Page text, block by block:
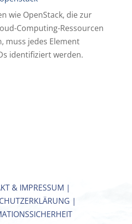
wie OpenStack, die zur
Computing-Ressourcen
muss jedes Element
identifiziert werden.
& IMPRESSUM |
|